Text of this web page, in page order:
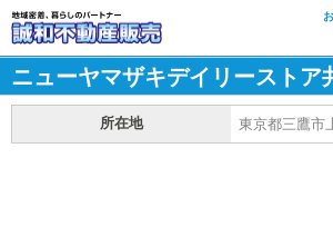
ニューヤマザキデイリーストア
所在地 東京都三鷹市